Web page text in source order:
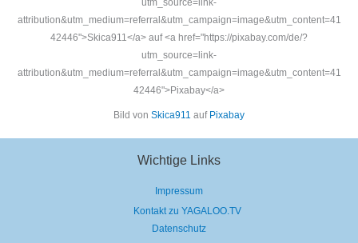
Bild von Skica911 auf Pixabay
Wichtige Links
Impressum
Kontakt zu YAGALOO.TV
Datenschutz